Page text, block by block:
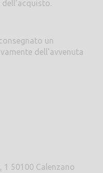
un
dell'avvenuta
1 50100 Calenzano